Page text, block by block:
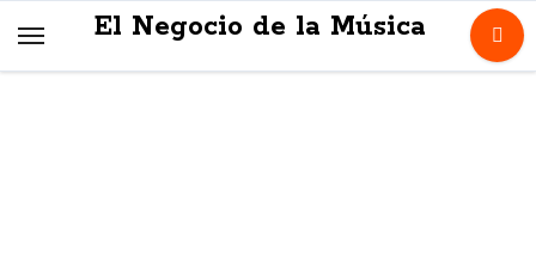
El Negocio de la Música